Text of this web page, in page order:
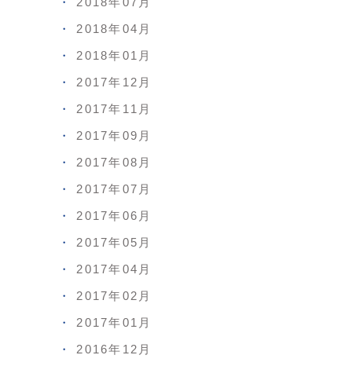
2018年04月
2018年01月
2017年12月
2017年11月
2017年09月
2017年08月
2017年07月
2017年06月
2017年05月
2017年04月
2017年02月
2017年01月
2016年12月